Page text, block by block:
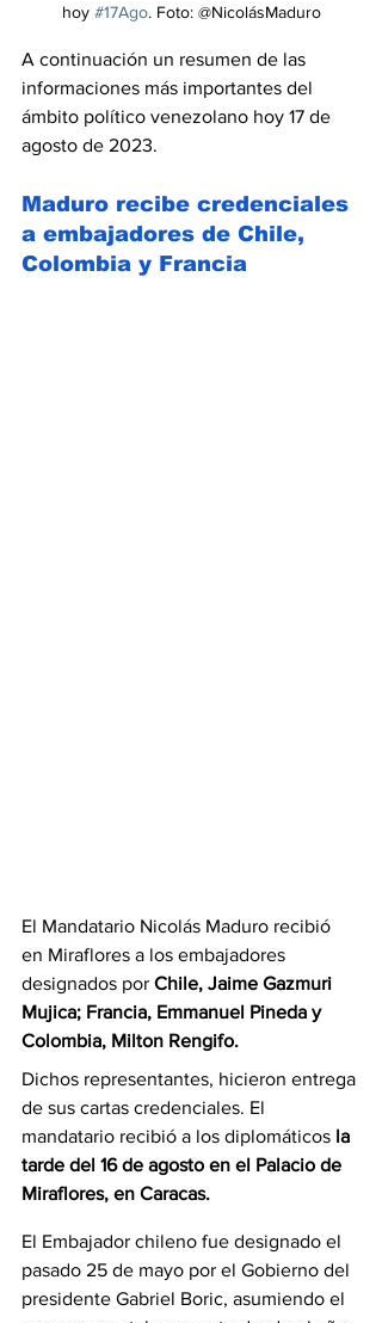
hoy #17Ago. Foto: @NicolásMaduro
A continuación un resumen de las
informaciones más importantes del
ámbito político venezolano hoy 17 de
agosto de 2023.
Maduro recibe credenciales
a embajadores de Chile,
Colombia y Francia
El Mandatario Nicolás Maduro recibió
en Miraflores a los embajadores
designados por Chile, Jaime Gazmuri
Mujica; Francia, Emmanuel Pineda y
Colombia, Milton Rengifo.
Dichos representantes, hicieron entrega
de sus cartas credenciales. El
mandatario recibió a los diplomáticos la
tarde del 16 de agosto en el Palacio de
Miraflores, en Caracas.
El Embajador chileno fue designado el
pasado 25 de mayo por el Gobierno del
presidente Gabriel Boric, asumiendo el